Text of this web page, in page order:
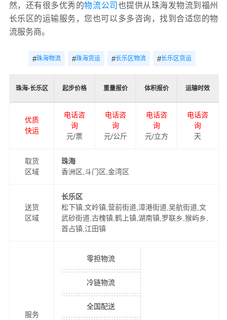
然，还有很多优秀的物流公司 也提供从珠海发物流到福州
长乐区的运输服务，您也可以多多咨询，找到合适您的物
流服务商。
#珠海物流 #珠海货运 #长乐区物流 #长乐区货运
珠海-长乐区 起步价格 重量报价 体积报价 运输时效
优质
快运
电话咨
询
元/票
电话咨
询
元/公斤
电话咨
询
元/立方
电话咨
询
天
取货
区域
珠海
香洲区,斗门区,金湾区
送货
区域
长乐区
松下镇,文岭镇,营前街道,漳港街道,吴航街道,文
武砂街道,古槐镇,鹤上镇,湖南镇,罗联乡,猴屿乡,
首占镇,江田镇
服务
零担物流
冷链物流
全国配送